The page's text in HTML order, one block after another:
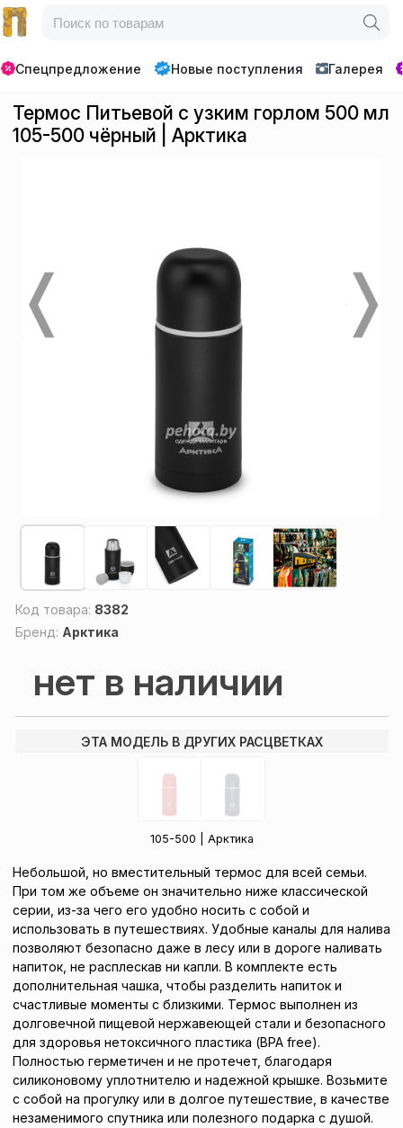
Спецпредложение Новые поступления Галерея
Термос Питьевой с узким горлом 500 мл
105-500 чёрный | Арктика
Код товара: 8382
Бренд: Арктика
нет в наличии
ЭТА МОДЕЛЬ В ДРУГИХ РАСЦВЕТКАХ
105-500 | Арктика
Небольшой, но вместительный термос для всей семьи.
При том же объеме он значительно ниже классической
серии, из-за чего его удобно носить с собой и
использовать в путешествиях. Удобные каналы для налива
позволяют безопасно даже в лесу или в дороге наливать
напиток, не расплескав ни капли. В комплекте есть
дополнительная чашка, чтобы разделить напиток и
счастливые моменты с близкими. Термос выполнен из
долговечной пищевой нержавеющей стали и безопасного
для здоровья нетоксичного пластика (BPA free).
Полностью герметичен и не протечет, благодаря
силиконовому уплотнителю и надежной крышке. Возьмите
с собой на прогулку или в долгое путешествие, в качестве
незаменимого спутника или полезного подарка с душой.